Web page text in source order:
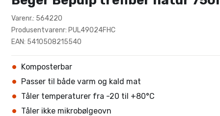
Varenr.: 564220
Produsentvarenr: PUL49024FHC
EAN: 5410508215540
Komposterbar
Passer til både varm og kald mat
Tåler temperaturer fra -20 til +80°C
Tåler ikke mikrobølgeovn